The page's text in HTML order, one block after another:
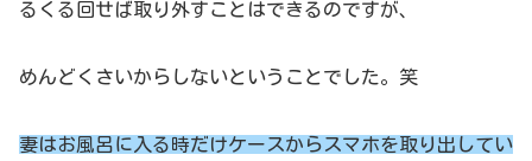
るくる回せば取り外すことはできるのですが、
めんどくさいからしないということでした。笑
妻はお風呂に入る時だけケースからスマホを取り出してい